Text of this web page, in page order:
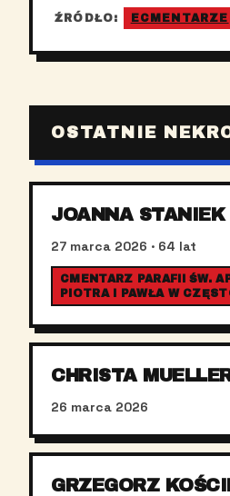
ŹRÓDŁO: ECMENTARZE
OSTATNIE
JOANNA STANIEK
27 marca 2026 · 64 lat
CMENTARZ PARAFII ŚW.
PIOTRA I PAWŁA W
CHRISTA
26 marca 2026
GRZEGORZ